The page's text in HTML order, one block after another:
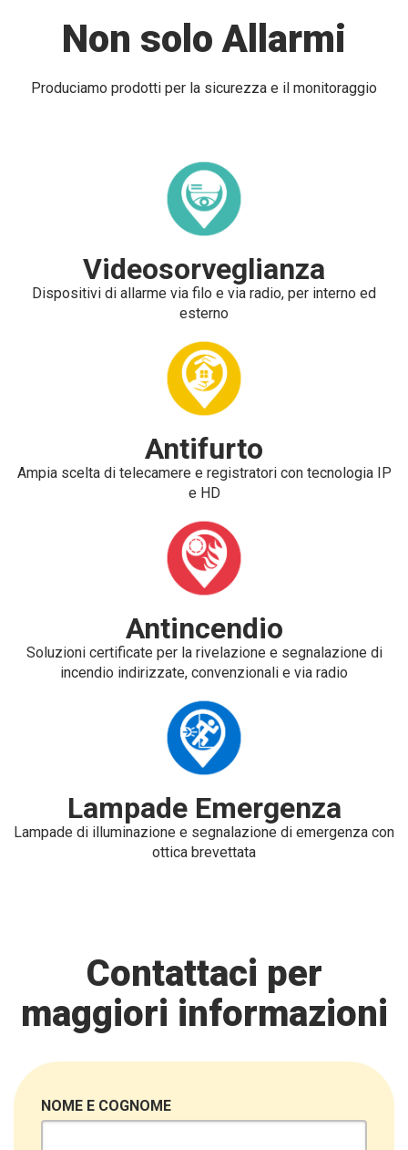
Non solo Allarmi
Produciamo prodotti per la sicurezza e il monitoraggio
Videosorveglianza
Dispositivi di allarme via filo e via radio, per interno ed
esterno
Antifurto
Ampia scelta di telecamere e registratori con tecnologia IP
e HD
Antincendio
Soluzioni certificate per la rivelazione e segnalazione di
incendio indirizzate, convenzionali e via radio
Lampade Emergenza
Lampade di illuminazione e segnalazione di emergenza con
ottica brevettata
Contattaci per
maggiori informazioni
NOME E COGNOME